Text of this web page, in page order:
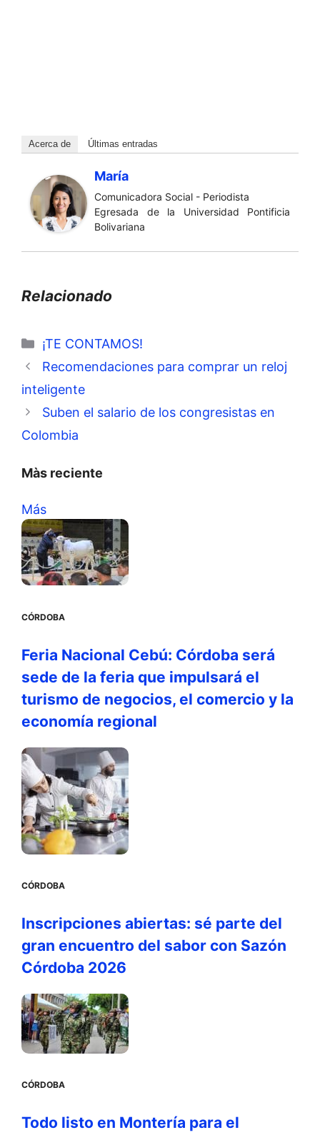
Acerca de Últimas entradas
María
Comunicadora Social - Periodista
Egresada de la Universidad Pontificia
Bolivariana
Relacionado
Categorías
¡TE CONTAMOS!
Recomendaciones para comprar un reloj
inteligente
Suben el salario de los congresistas en
Colombia
Màs reciente
Más
CÓRDOBA
Feria Nacional Cebú: Córdoba será
sede de la feria que impulsará el
turismo de negocios, el comercio y la
economía regional
CÓRDOBA
Inscripciones abiertas: sé parte del
gran encuentro del sabor con Sazón
Córdoba 2026
CÓRDOBA
Todo listo en Montería para el